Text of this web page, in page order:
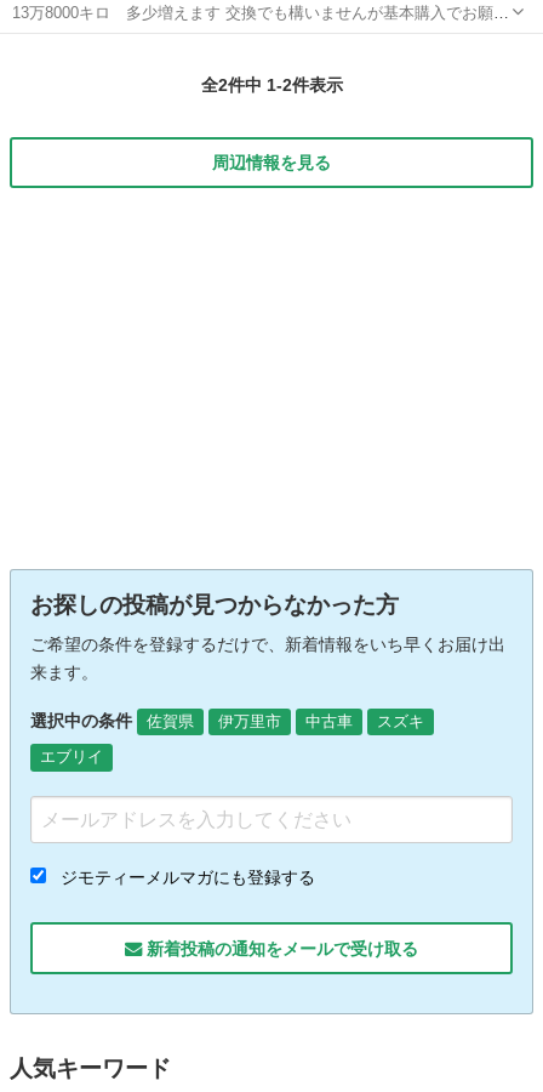
13万8000キロ 多少増えます 交換でも構いませんが基本購入でお願い
します 車検取り直したので満タンです。 ライト死んでたので程度のい
全2件中 1-2件表示
周辺情報を見る
お探しの投稿が見つからなかった方
ご希望の条件を登録するだけで、新着情報をいち早くお届け出
来ます。
選択中の条件 佐賀県 伊万里市 中古車
スズキ
エブリイ
ジモティーメルマガにも登録する
新着投稿の通知をメールで受け取る
人気キーワード